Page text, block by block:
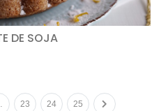
DE SOJA
23 24 25